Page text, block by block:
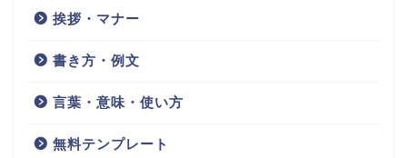
挨拶・マナー
書き方・例文
言葉・意味・使い方
無料テンプレート